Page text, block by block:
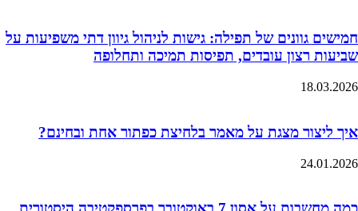
חמישים גוונים של תפילה: גישות לניהול גיוון דתי משפיעות על
שביעות רצון עובדים, תפיסות תמיכה ותחלופה
18.03.2026
איך ליצור מצגת על מאמר בלחיצת כפתור אחת ובחינם?
24.01.2026